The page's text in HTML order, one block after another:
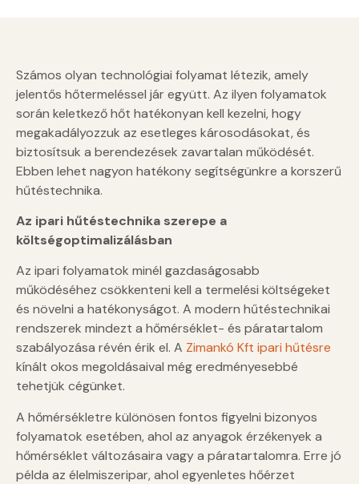
Számos olyan technológiai folyamat létezik, amely
jelentős hőtermeléssel jár együtt. Az ilyen folyamatok
során keletkező hőt hatékonyan kell kezelni, hogy
megakadályozzuk az esetleges károsodásokat, és
biztosítsuk a berendezések zavartalan működését.
Ebben lehet nagyon hatékony segítségünkre a korszerű
hűtéstechnika.
Az ipari hűtéstechnika szerepe a
költségoptimalizálásban
Az ipari folyamatok minél gazdaságosabb
működéséhez csökkenteni kell a termelési költségeket
és növelni a hatékonyságot. A modern hűtéstechnikai
rendszerek mindezt a hőmérséklet- és páratartalom
szabályozása révén érik el. A Zimankó Kft ipari hűtésre
kínált okos megoldásaival még eredményesebbé
tehetjük cégünket.
A hőmérsékletre különösen fontos figyelni bizonyos
folyamatok esetében, ahol az anyagok érzékenyek a
hőmérséklet változásaira vagy a páratartalomra. Erre jó
példa az élelmiszeripar, ahol egyenletes hőérzet